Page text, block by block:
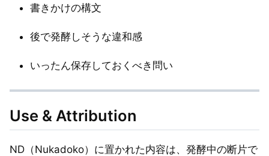
書きかけの構文
後で発酵しそうな違和感
いったん保存しておくべき問い
Use & Attribution
ND（Nukadoko）に置かれた内容は、発酵中の断片で